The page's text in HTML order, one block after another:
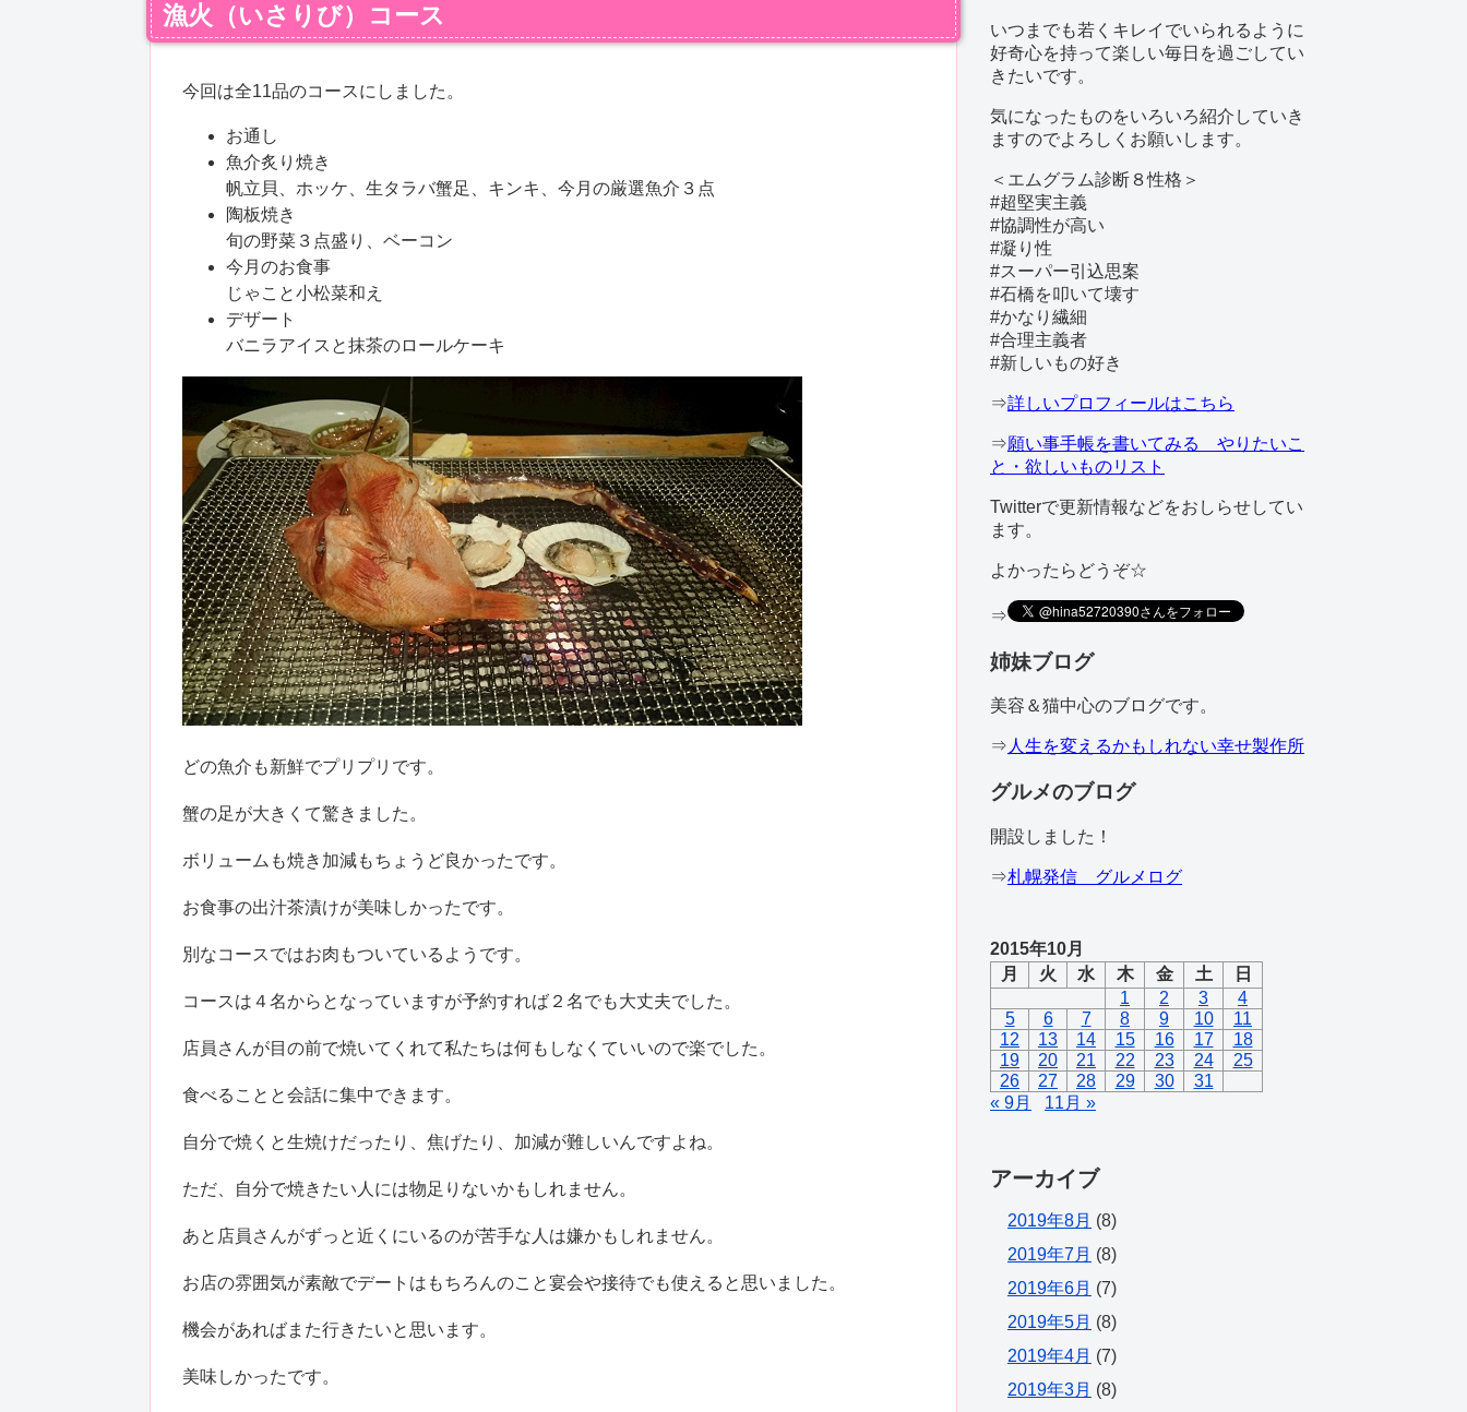
漁火（いさりび）コース
今回は全11品のコースにしました。
お通し
魚介炙り焼き
帆立貝、ホッケ、生タラバ蟹足、キンキ、今月の厳選魚介３点
陶板焼き
旬の野菜３点盛り、ベーコン
今月のお食事
じゃこと小松菜和え
デザート
バニラアイスと抹茶のロールケーキ
どの魚介も新鮮でプリプリです。
蟹の足が大きくて驚きました。
ボリュームも焼き加減もちょうど良かったです。
お食事の出汁茶漬けが美味しかったです。
別なコースではお肉もついているようです。
コースは４名からとなっていますが予約すれば２名でも大丈夫でした。
店員さんが目の前で焼いてくれて私たちは何もしなくていいので楽でした。
食べることと会話に集中できます。
自分で焼くと生焼けだったり、焦げたり、加減が難しいんですよね。
ただ、自分で焼きたい人には物足りないかもしれません。
あと店員さんがずっと近くにいるのが苦手な人は嫌かもしれません。
お店の雰囲気が素敵でデートはもちろんのこと宴会や接待でも使えると思いました。
機会があればまた行きたいと思います。
美味しかったです。
いつまでも若くキレイでいられるように
好奇心を持って楽しい毎日を過ごしてい
きたいです。
気になったものをいろいろ紹介していき
ますのでよろしくお願いします。
＜エムグラム診断８性格＞
#超堅実主義
#協調性が高い
#凝り性
#スーパー引込思案
#石橋を叩いて壊す
#かなり繊細
#合理主義者
#新しいもの好き
⇒詳しいプロフィールはこちら
⇒願い事手帳を書いてみる やりたいこ
と・欲しいものリスト
Twitterで更新情報などをおしらせしてい
ます。
よかったらどうぞ☆
⇒
姉妹ブログ
美容＆猫中心のブログです。
⇒ 人生を変えるかもしれない幸せ製作所
グルメのブログ
開設しました！
⇒札幌発信 グルメログ
2015年10月
月
火 水 木 金 土
日
1
2 3
4
5
6 7 8 9 10
11
12
13 14 15 16 17
18
19
20 21 22 23 24
25
26
27 28 29 30
31
« 9月
11月 »
アーカイブ
2019年8月 (8)
2019年7月 (8)
2019年6月 (7)
2019年5月 (8)
2019年4月 (7)
2019年3月 (8)